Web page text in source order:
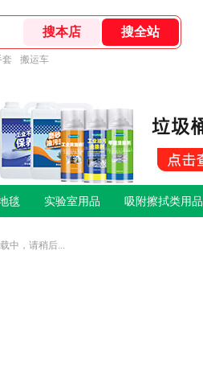
套 搬运车
毯 实验室用品 吸附擦拭类用品
中，请稍后...